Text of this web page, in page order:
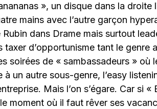
», un disque dans la droite
mains avec l’autre garçon
dans Drame mais surtout
d’opportunisme tant le genre
soirées de « sambassadeurs » où
un autre sous-genre, l’easy
Mais l’on s’égare. Car si «
moment où il faut rêver ses